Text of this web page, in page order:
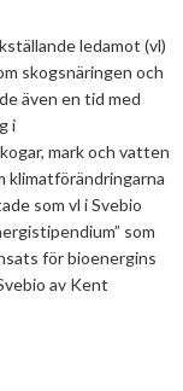
ledamot (vl)
skogsnäringen och
även en tid med
i
mark och vatten
klimatförändringarna
som vl i Svebio
som
för bioenergins
av Kent